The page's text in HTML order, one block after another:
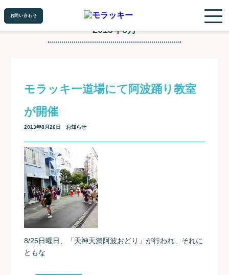
お問い合わせ
お問い合わせ
2013年8月
モラッキー道場にて阿波踊り教室
が開催
2013年8月26日 お知らせ
8/25日曜日、「天神天満阿波おどり」が行われ、それに
ともな